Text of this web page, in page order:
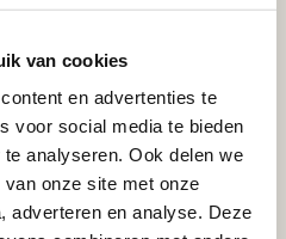
van cookies
en advertenties te
voor social media te bieden
analyseren. Ook delen we
onze site met onze
adverteren en analyse. Deze
Maar tijdens de controle
snoekbaarzen groter dan
lagen in een
die in de loods stond.
allen met verborgen
En zowel de